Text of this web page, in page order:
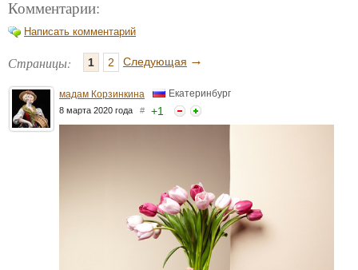
Комментарии:
Написать комментарий
Страницы: 1 2 Следующая →
мадам Корзинкина Екатеринбург
8 марта 2020 года # +1